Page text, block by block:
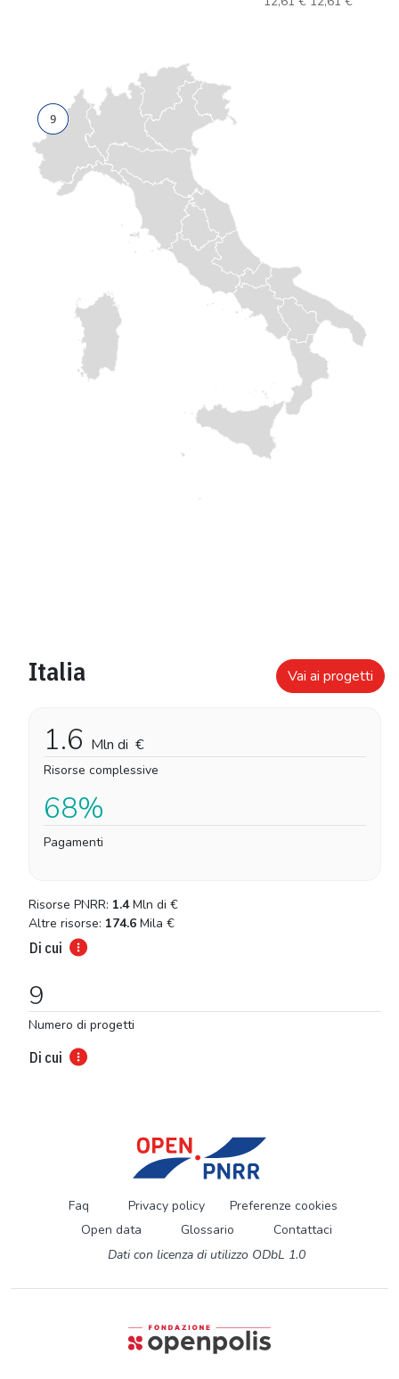
Italia Vai ai progetti
1.6 Mln di €
Risorse complessive
68%
Pagamenti
Risorse PNRR: 1.4 Mln di €
Altre risorse: 174.6 Mila €
Di cui
9
Numero di progetti
Di cui
Faq Privacy policy
Preferenze cookies
Open data
Glossario
Contattaci
Dati con licenza di utilizzo ODbL 1.0